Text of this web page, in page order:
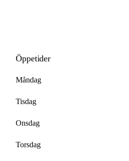
Öppetider
Måndag
Tisdag
Onsdag
Torsdag